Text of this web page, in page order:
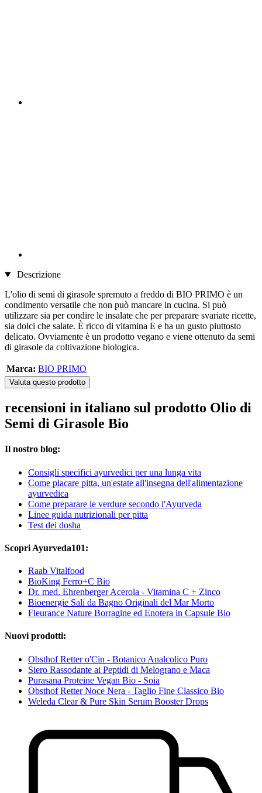
Descrizione
L'olio di semi di girasole spremuto a freddo di BIO PRIMO è un
condimento versatile che non può mancare in cucina. Si può
utilizzare sia per condire le insalate che per preparare svariate ricette,
sia dolci che salate. È ricco di vitamina E e ha un gusto piuttosto
delicato. Ovviamente è un prodotto vegano e viene ottenuto da semi
di girasole da coltivazione biologica.
Marca: BIO PRIMO
Valuta questo prodotto
recensioni in italiano sul prodotto Olio di
Semi di Girasole Bio
Il nostro blog:
Consigli specifici ayurvedici per una lunga vita
Come placare pitta, un'estate all'insegna dell'alimentazione
ayurvedica
Come preparare le verdure secondo l'Ayurveda
Linee guida nutrizionali per pitta
Test dei dosha
Scopri Ayurveda101:
Raab Vitalfood
BioKing Ferro+C Bio
Dr. med. Ehrenberger Acerola - Vitamina C + Zinco
Bioenergie Sali da Bagno Originali del Mar Morto
Fleurance Nature Borragine ed Enotera in Capsule Bio
Nuovi prodotti:
Obsthof Retter o'Cin - Botanico Analcolico Puro
Siero Rassodante ai Peptidi di Melograno e Maca
Purasana Proteine Vegan Bio - Soia
Obsthof Retter Noce Nera - Taglio Fine Classico Bio
Weleda Clear & Pure Skin Serum Booster Drops